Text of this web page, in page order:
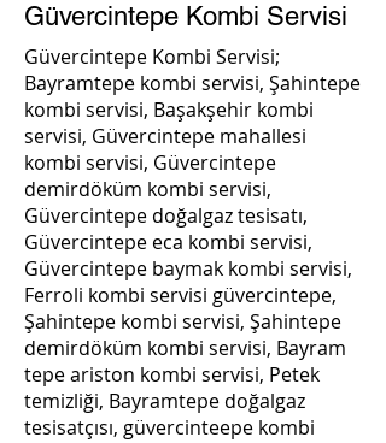
Güvercintepe Kombi Servisi
Güvercintepe Kombi Servisi;
Bayramtepe kombi servisi, Şahintepe
kombi servisi, Başakşehir kombi
servisi, Güvercintepe mahallesi
kombi servisi, Güvercintepe
demirdöküm kombi servisi,
Güvercintepe doğalgaz tesisatı,
Güvercintepe eca kombi servisi,
Güvercintepe baymak kombi servisi,
Ferroli kombi servisi güvercintepe,
Şahintepe kombi servisi, Şahintepe
demirdöküm kombi servisi, Bayram
tepe ariston kombi servisi, Petek
temizliği, Bayramtepe doğalgaz
tesisatçısı, güvercinteepe kombi